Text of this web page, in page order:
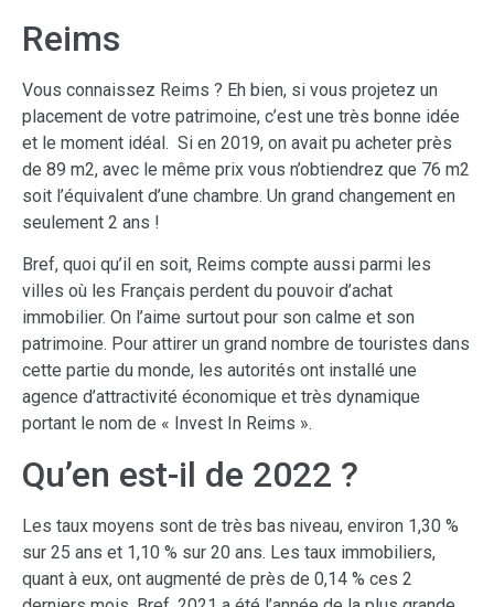
Reims
Vous connaissez Reims ? Eh bien, si vous projetez un
placement de votre patrimoine, c’est une très bonne idée
et le moment idéal. Si en 2019, on avait pu acheter près
de 89 m2, avec le même prix vous n’obtiendrez que 76 m2
soit l’équivalent d’une chambre. Un grand changement en
seulement 2 ans !
Bref, quoi qu’il en soit, Reims compte aussi parmi les
villes où les Français perdent du pouvoir d’achat
immobilier. On l’aime surtout pour son calme et son
patrimoine. Pour attirer un grand nombre de touristes dans
cette partie du monde, les autorités ont installé une
agence d’attractivité économique et très dynamique
portant le nom de « Invest In Reims ».
Qu’en est-il de 2022 ?
Les taux moyens sont de très bas niveau, environ 1,30 %
sur 25 ans et 1,10 % sur 20 ans. Les taux immobiliers,
quant à eux, ont augmenté de près de 0,14 % ces 2